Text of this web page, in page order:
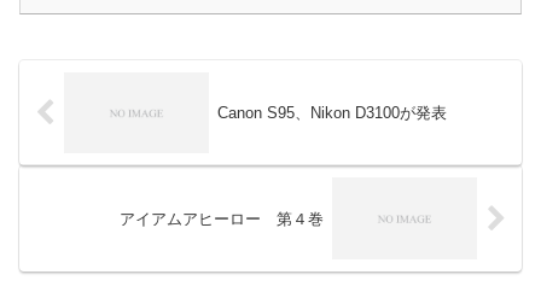
Canon S95、Nikon D3100が発表
アイアムアヒーロー 第４巻